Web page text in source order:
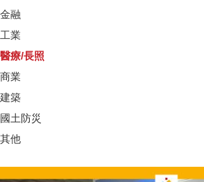
金融
工業
醫療/長照
商業
建築
國土防災
其他